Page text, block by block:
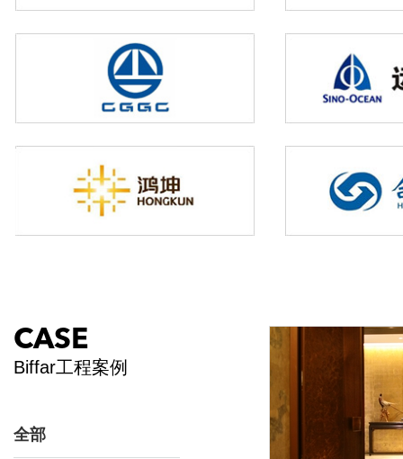
CASE
Biffar工程案例
全部